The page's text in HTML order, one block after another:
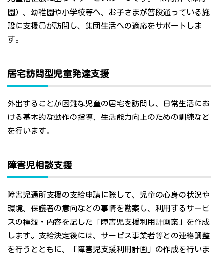
園）、幼稚園や小学校等へ、お子さまが普段通っている施
設に支援員が訪問し、集団生活への適応をサポートしま
す。
居宅訪問型児童発達支援
外出することが困難な児童の居宅を訪問し、日常生活にお
ける基本的な動作の指導、生活能力向上のための訓練など
を行います。
障害児相談支援
障害児通所支援の支給申請に際して、児童の心身の状況や
環境、保護者の意向などの事情を勘案し、利用するサービ
スの種類・内容を記した「障害児支援利用計画案」を作成
します。支給決定後には、サービス事業者等との連絡調整
を行うとともに、「障害児支援利用計画」の作成を行いま